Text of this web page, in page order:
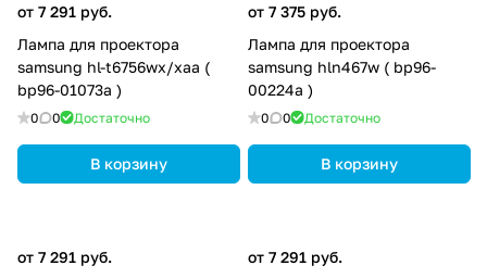
от 7 291 руб.
Лампа для проектора
samsung hl-t6756wx/xaa (
bp96-01073a )
0 0 Достаточно
В корзину
от 7 375 руб.
Лампа для проектора
samsung hln467w ( bp96-
00224a )
0 0 Достаточно
В корзину
от 7 291 руб.
от 7 291 руб.